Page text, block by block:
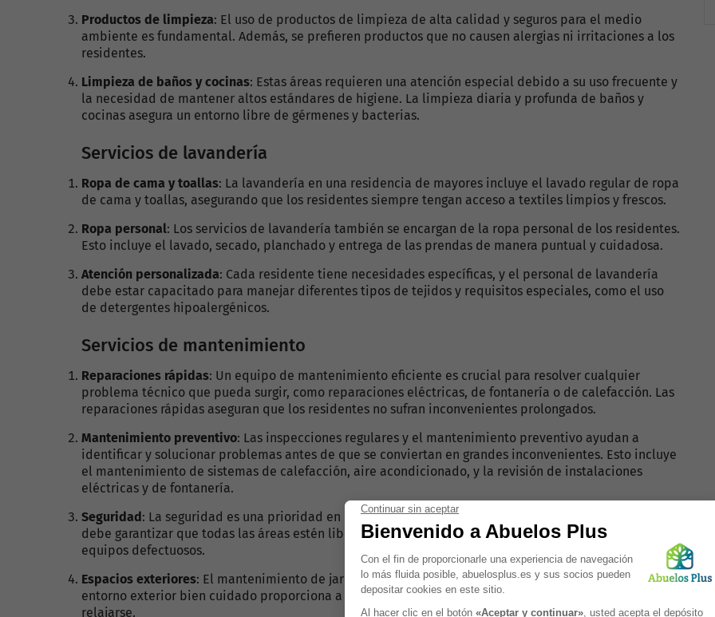
Productos de limpieza: El uso de productos de limpieza de alta calidad y seguros para el medio
ambiente es fundamental. Además, se prefieren productos que no causen alergias ni irritaciones a los
residentes.
Limpieza de baños y cocinas: Estas áreas requieren una atención especial debido a su uso frecuente y
la necesidad de mantener altos estándares de higiene. La limpieza diaria y profunda de baños y
cocinas asegura un entorno libre de gérmenes y bacterias.
Servicios de lavandería
Ropa de cama y toallas: La lavandería en una residencia de mayores incluye el lavado regular de ropa
de cama y toallas, asegurando que los residentes siempre tengan acceso a textiles limpios y frescos.
Ropa personal: Los servicios de lavandería también se encargan de la ropa personal de los residentes.
Esto incluye el lavado, secado, planchado y entrega de las prendas de manera puntual y cuidadosa.
Atención personalizada: Cada residente tiene necesidades específicas, y el personal de lavandería
debe estar capacitado para manejar diferentes tipos de tejidos y requisitos especiales, como el uso
de detergentes hipoalergénicos.
Servicios de mantenimiento
Reparaciones rápidas: Un equipo de mantenimiento eficiente es crucial para resolver cualquier
problema técnico que pueda surgir, como reparaciones eléctricas, de fontanería o de calefacción. Las
reparaciones rápidas aseguran que los residentes no sufran inconvenientes prolongados.
Mantenimiento preventivo: Las inspecciones regulares y el mantenimiento preventivo ayudan a
identificar y solucionar problemas antes de que se conviertan en grandes inconvenientes. Esto incluye
el mantenimiento de sistemas de calefacción, aire acondicionado, y la revisión de instalaciones
eléctricas y de fontanería.
Seguridad: La seguridad es una prioridad en las residencias de mayores. El equipo de mantenimiento
debe garantizar que todas las áreas estén libres de riesgos, como pisos resbaladizos, cables sueltos o
equipos defectuosos.
Espacios exteriores: El mantenimiento de jardines y áreas exteriores también es importante. Un
entorno exterior bien cuidado proporciona a los residentes un espacio agradable para pasear y
relajarse.